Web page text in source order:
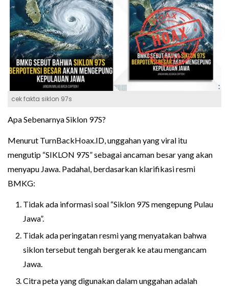
cek fakta siklon 97s
Apa Sebenarnya Siklon 97S?
Menurut TurnBackHoax.ID, unggahan yang viral itu
mengutip “SIKLON 97S” sebagai ancaman besar yang akan
menyapu Jawa. Padahal, berdasarkan klarifikasi resmi
BMKG:
Tidak ada informasi soal “Siklon 97S mengepung Pulau
Jawa”.
Tidak ada peringatan resmi yang menyatakan bahwa
siklon tersebut tengah bergerak ke atau mengancam
Jawa.
Citra peta yang digunakan dalam unggahan adalah